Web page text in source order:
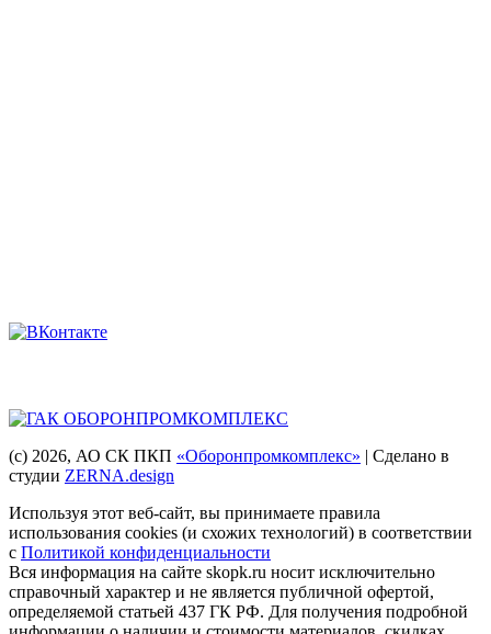
(с) 2026, АО СК ПКП «Оборонпромкомплекс» | Сделано в
студии ZERNA.design
Используя этот веб-сайт, вы принимаете правила
использования cookies (и схожих технологий) в соответствии
с Политикой конфиденциальности
Вся информация на сайте skopk.ru носит исключительно
справочный характер и не является публичной офертой,
определяемой статьей 437 ГК РФ. Для получения подробной